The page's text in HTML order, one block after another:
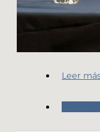
Leer